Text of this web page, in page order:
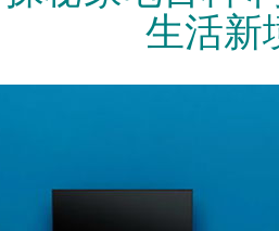
生活新